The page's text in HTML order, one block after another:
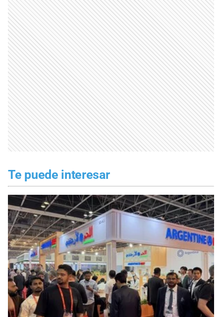
Te puede interesar